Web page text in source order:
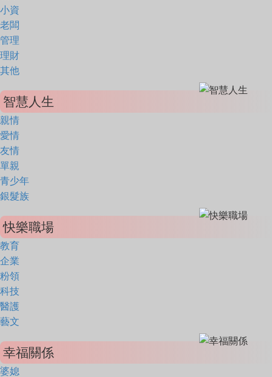
小資
老闆
管理
理財
其他
智慧人生
親情
愛情
友情
單親
青少年
銀髮族
快樂職場
教育
企業
粉領
科技
醫護
藝文
幸福關係
婆媳